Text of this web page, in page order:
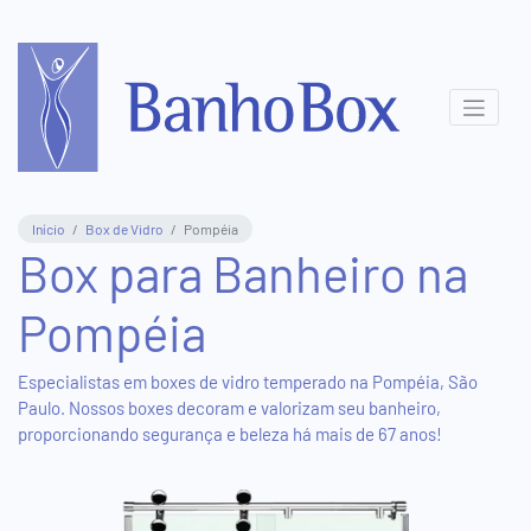
Central
Atendimento
3831-
8411
(11)
95577-
5816
Show
Início Box de Vidro Pompéia
Box para Banheiro na
Pompéia
Especialistas em boxes de vidro temperado na Pompéia, São
Paulo. Nossos boxes decoram e valorizam seu banheiro,
proporcionando segurança e beleza há mais de 67 anos!